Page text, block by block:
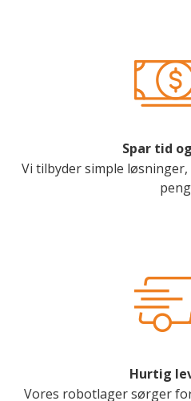
Spar tid
Vi tilbyder simple
Hurtig
Vores robotlager sørger